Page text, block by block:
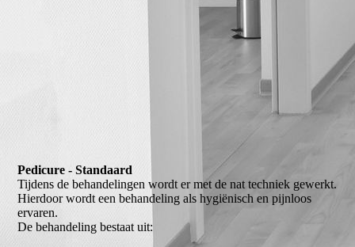
Pedicure - Standaard
Tijdens de behandelingen wordt er met de nat techniek gewerkt.
Hierdoor wordt een behandeling als hygiënisch en pijnloos
ervaren.
De behandeling bestaat uit: